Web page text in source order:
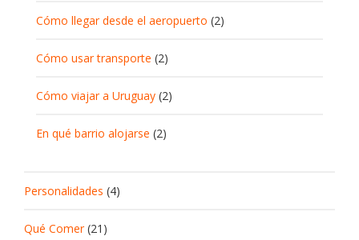
Cómo llegar desde el aeropuerto (2)
Cómo usar transporte (2)
Cómo viajar a Uruguay (2)
En qué barrio alojarse (2)
Personalidades (4)
Qué Comer(21)